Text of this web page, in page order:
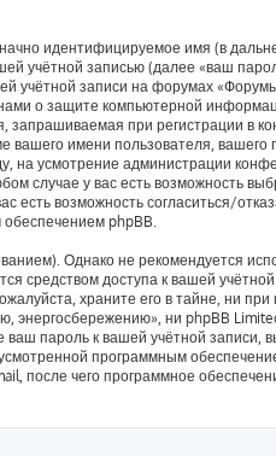
идентифицируемое имя (в
учётной записью (далее «ваш
учётной записи на форумах
о защите компьютерной
запрашиваемая при регистрации в
имени пользователя, вашего
на усмотрение администрации
случае у вас есть возможность
есть возможность согласиться/
phpBB.
Однако не рекомендуется
средством доступа к вашей
храните его в тайне, ни при
ни phpBB
пароль к вашей учётной записи,
программным
после чего программное